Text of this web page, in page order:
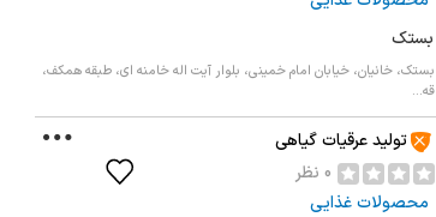
بستک
بستک، خانیان، خیابان امام خمینی، بلوار آیت اله خامنه ای، طبقه همکف،
قه...
تولید عرقیات گیاهی
0 نظر
محصولات غذایی